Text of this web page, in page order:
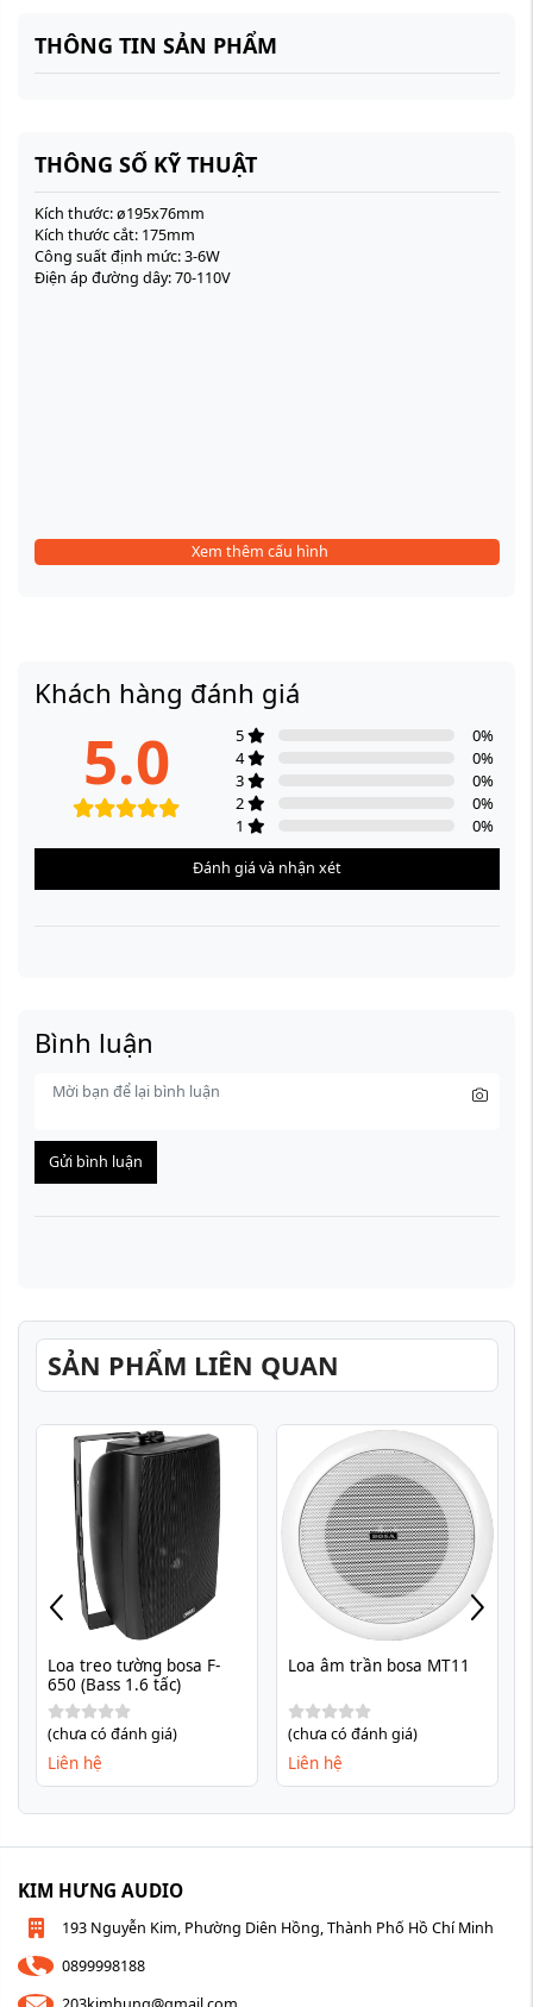
THÔNG TIN SẢN PHẨM
THÔNG SỐ KỸ THUẬT
Kích thước: ø195x76mm
Kích thước cắt: 175mm
Công suất định mức: 3-6W
Điện áp đường dây: 70-110V
Xem thêm cấu hình
Khách hàng đánh giá
5.0 5 0%
4
0%
3
0%
2
0%
1
0%
Đánh giá và nhận xét
Bình luận
Gửi bình luận
SẢN PHẨM LIÊN QUAN
Loa treo tường bosa F-
650 (Bass 1.6 tấc)
(chưa có đánh giá)
Liên hệ
Loa âm trần bosa MT11
(chưa có đánh giá)
Liên hệ
KIM HƯNG AUDIO
193 Nguyễn Kim, Phường Diên Hồng, Thành Phố Hồ Chí Minh
0899998188